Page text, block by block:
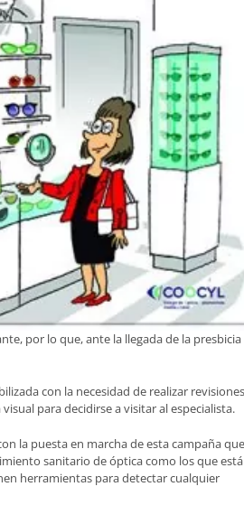
por lo que, ante la llegada de la presbicia
con la necesidad de realizar revisiones
para decidirse a visitar al especialista.
la puesta en marcha de esta campaña que
sanitario de óptica como los que
herramientas para detectar cualquier